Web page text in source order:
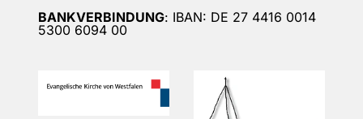
BANKVERBINDUNG: IBAN: DE 27 4416 0014
5300 6094 00